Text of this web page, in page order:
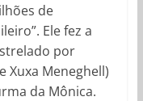
de
Ele fez a
por
Xuxa Meneghell)
da Mônica.